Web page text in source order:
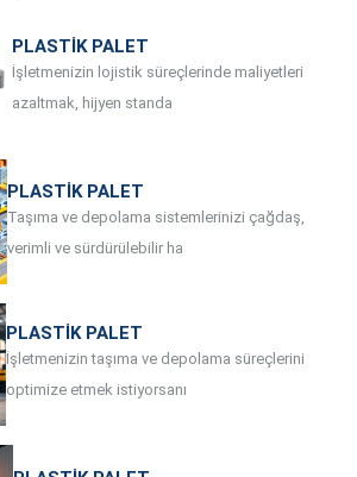
PLASTIK PALET
İşletmenizin lojistik süreçlerinde maliyetleri
azaltmak, hijyen standa
PLASTIK PALET
Taşıma ve depolama sistemlerinizi çağdaş,
verimli ve sürdürülebilir ha
PLASTIK PALET
İşletmenizin taşıma ve depolama süreçlerini
optimize etmek istiyorsanı